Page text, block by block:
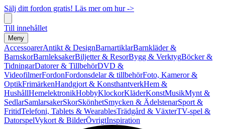
Sälj ditt fordon gratis! Läs mer om hur ->
Till innehållet
Meny
AccessoarerAntikt & DesignBarnartiklarBarnkläder &
BarnskorBarnleksakerBiljetter & ResorBygg & VerktygBöcker &
TidningarDatorer & TillbehörDVD &
VideofilmerFordonFordonsdelar & tillbehörFoto, Kameror &
OptikFrimärkenHandgjort & KonsthantverkHem &
HushållHemelektronikHobbyKlockorKläderKonstMusikMynt &
SedlarSamlarsakerSkorSkönhetSmycken & ÄdelstenarSport &
FritidTelefoni, Tablets & WearablesTrädgård & VäxterTV-spel &
DatorspelVykort & BilderÖvrigtInspiration